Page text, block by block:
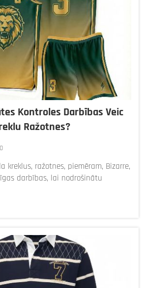
Kontroles Darbības Veic
Ražotnes?
kreklus, ražotnes, piemēram, Bizarre,
darbības, lai nodrošinātu
ražošanu. Kvalitātes kontrole
un fanu vēlas kreklus, kas
jūtami un ilgst ilgu laiku.